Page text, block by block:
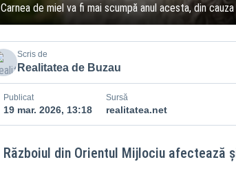
Carnea de miel va fi mai scumpă anul acesta, din
Scris de
Realitatea de Buzau
Publicat
19 mar. 2026, 13:18
Sursă
realitatea.net
Războiul din Orientul Mijlociu afectează